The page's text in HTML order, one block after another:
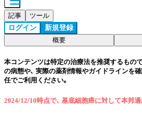
記事 ツール
ログイン 新規登録
概要
本コンテンツは特定の治療法を推奨するもの
の病態や､ 実際の薬剤情報やガイドラインを
任でご利用ください｡
2024/12/10時点で､ 基底細胞癌に対して本邦